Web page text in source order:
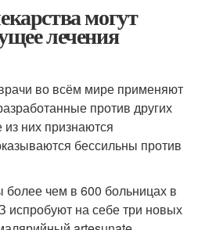
могут
лечения
во всём мире применяют
против других
них признаются
бессильны против
более чем в 600 больницах в
на себе три новых